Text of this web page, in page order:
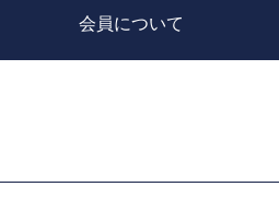
会員について